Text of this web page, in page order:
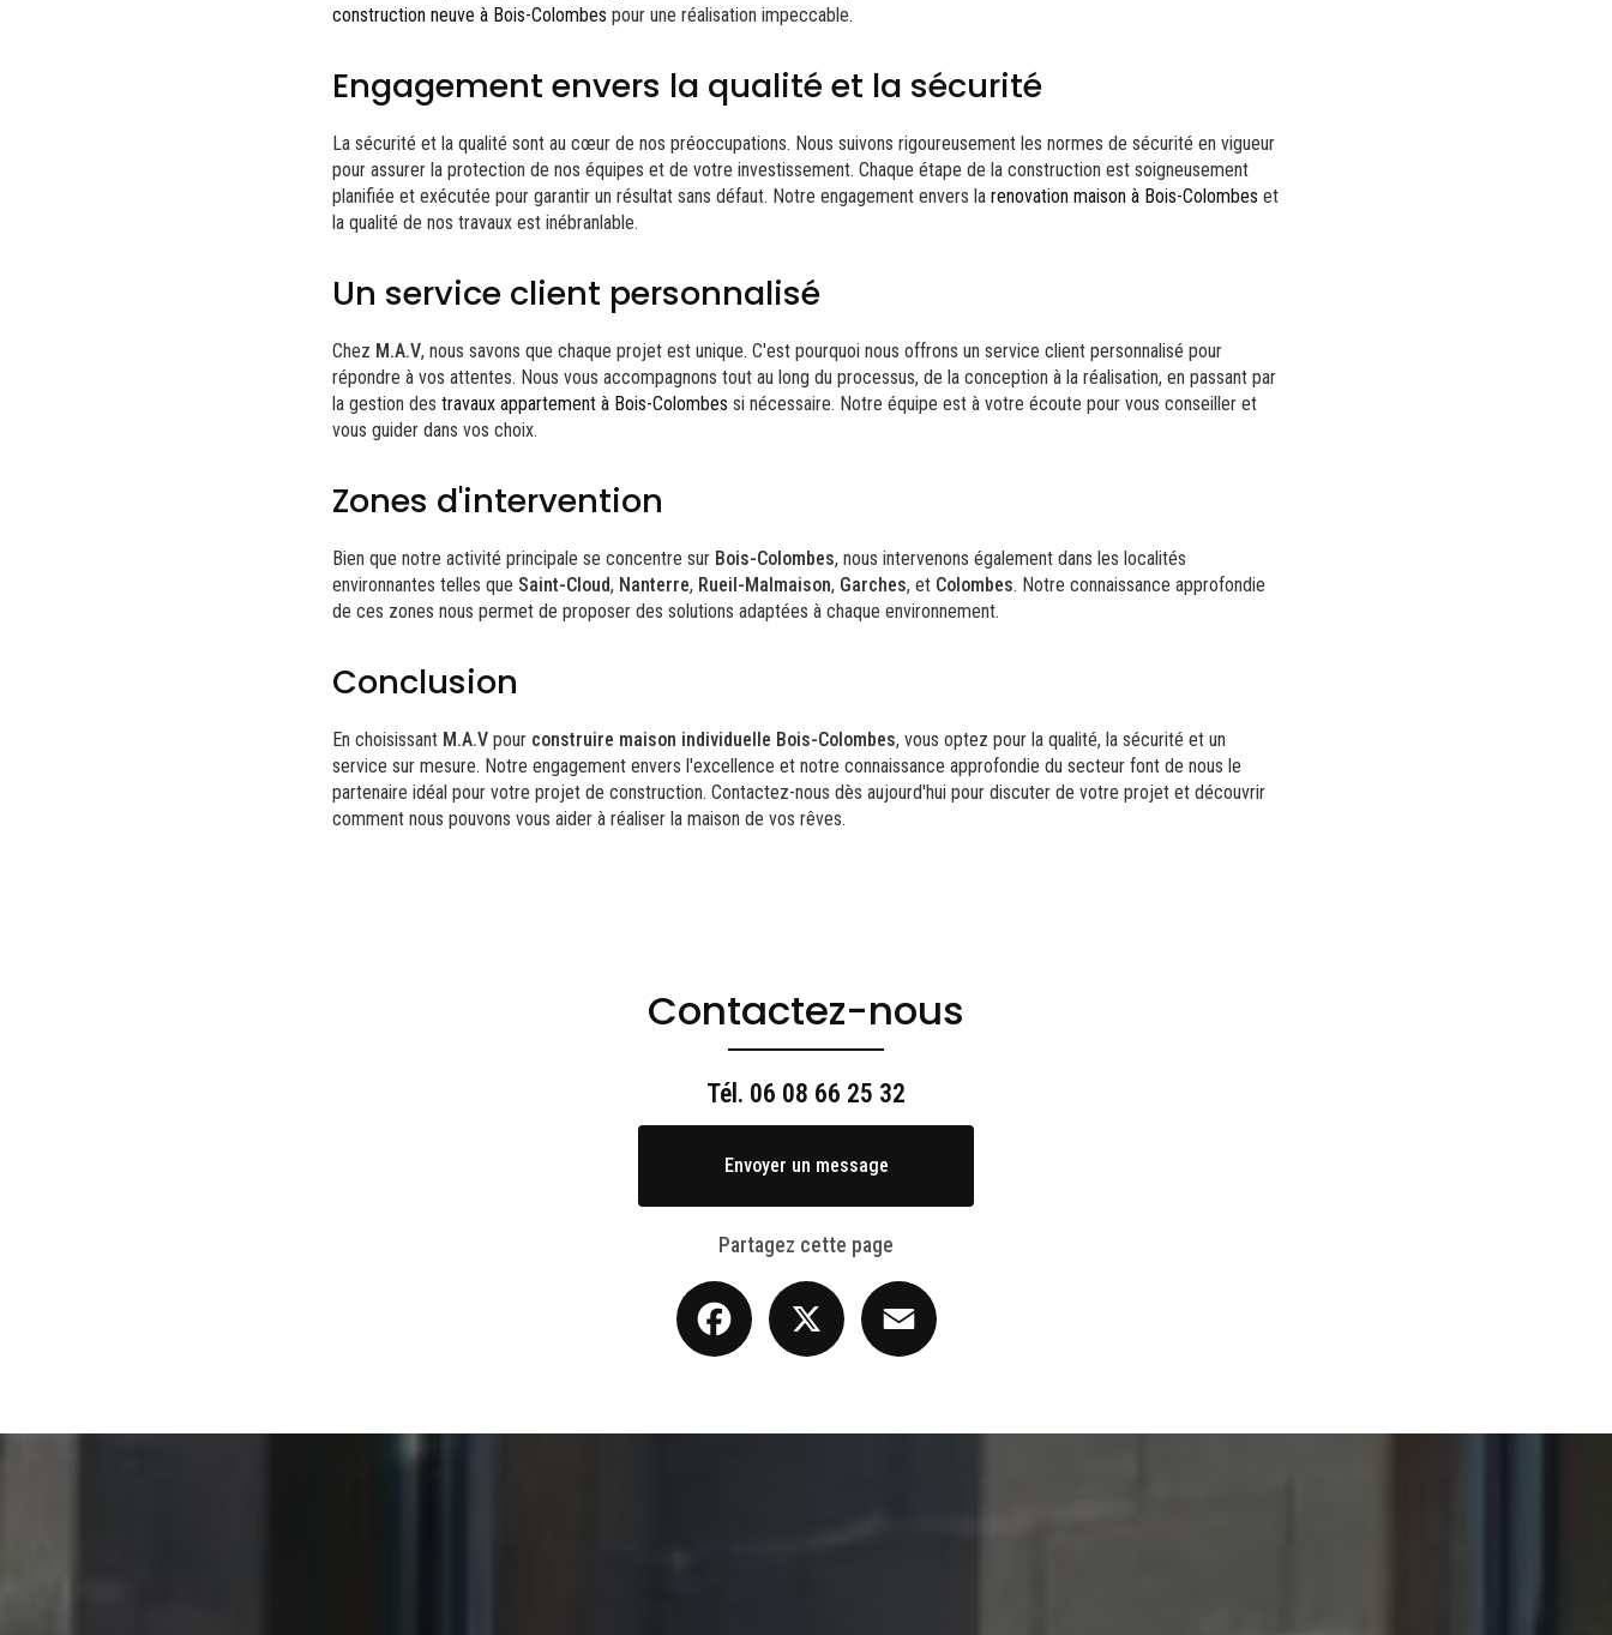
construction neuve à Bois-Colombes pour une réalisation impeccable.
Engagement envers la qualité et la sécurité
La sécurité et la qualité sont au cœur de nos préoccupations. Nous suivons rigoureusement les normes de sécurité en vigueur
pour assurer la protection de nos équipes et de votre investissement. Chaque étape de la construction est soigneusement
planifiée et exécutée pour garantir un résultat sans défaut. Notre engagement envers la renovation maison à Bois-Colombes et
la qualité de nos travaux est inébranlable.
Un service client personnalisé
Chez M.A.V, nous savons que chaque projet est unique. C'est pourquoi nous offrons un service client personnalisé pour
répondre à vos attentes. Nous vous accompagnons tout au long du processus, de la conception à la réalisation, en passant par
la gestion des travaux appartement à Bois-Colombes si nécessaire. Notre équipe est à votre écoute pour vous conseiller et
vous guider dans vos choix.
Zones d'intervention
Bien que notre activité principale se concentre sur Bois-Colombes, nous intervenons également dans les localités
environnantes telles que Saint-Cloud, Nanterre, Rueil-Malmaison, Garches, et Colombes. Notre connaissance approfondie
de ces zones nous permet de proposer des solutions adaptées à chaque environnement.
Conclusion
En choisissant M.A.V pour construire maison individuelle Bois-Colombes, vous optez pour la qualité, la sécurité et un
service sur mesure. Notre engagement envers l'excellence et notre connaissance approfondie du secteur font de nous le
partenaire idéal pour votre projet de construction. Contactez-nous dès aujourd'hui pour discuter de votre projet et découvrir
comment nous pouvons vous aider à réaliser la maison de vos rêves.
Contactez-nous
Tél. 06 08 66 25 32
Envoyer un message
Partagez cette page
Facebook